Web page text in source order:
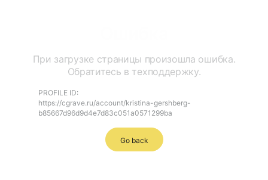
При загрузке страницы произошла ошибка.
Обратитесь в техподдержку.
PROFILE ID:
https://cgrave.ru/account/kristina-gershberg-
b85667d96d9d4e7d83c051a0571299ba
Go back